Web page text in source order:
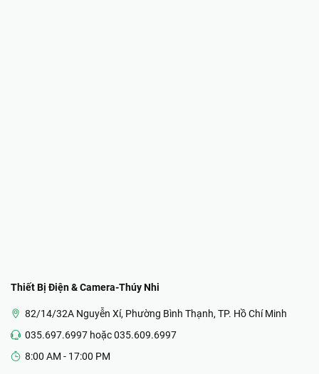
Thiết Bị Điện & Camera-Thúy Nhi
82/14/32A Nguyễn Xí, Phường Bình Thạnh, TP. Hồ Chí Minh
035.697.6997 hoặc 035.609.6997
8:00 AM - 17:00 PM